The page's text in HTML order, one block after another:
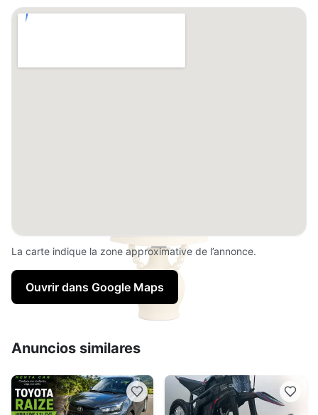
La carte indique la zone approximative de l’annonce.
Ouvrir dans Google Maps
Anuncios similares